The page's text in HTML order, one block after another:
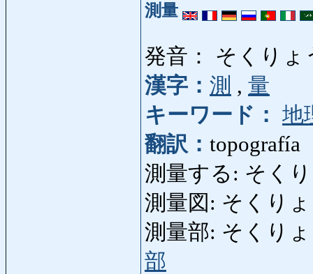
測量
発音： そくりょ
漢字： 測 , 量
キーワード： 地
翻訳： topografía
測量する: そくり
測量図: そくり
測量部: そくりょ
部